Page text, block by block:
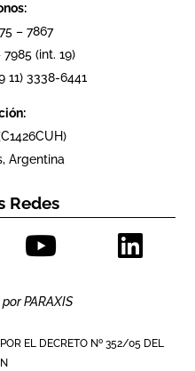
– 7867
7985 (int. 19)
11) 3338-6441
Argentina
Redes
porPARAXIS
EL DECRETO Nº 352/05 DEL